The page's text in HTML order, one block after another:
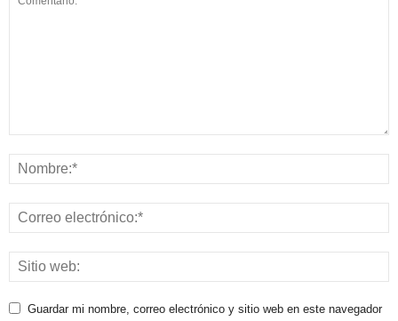
Guardar mi nombre, correo electrónico y sitio web en este navegador